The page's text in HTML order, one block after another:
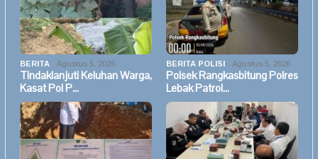
BERITA Agustus 5, 2026
Tindaklanjuti Keluhan Warga,
Kasat Pol P…
BERITA POLISI Agustus 5, 2026
Polsek Rangkasbitung Polres
Lebak Patrol…